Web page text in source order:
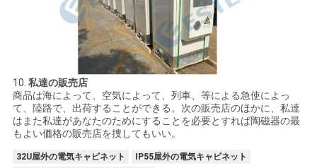
10. 私達の販売店
商品は海によって、空気によって、列車、等による急使によっ
て、陸路で、出荷することができる。次の販売店のほかに、私達
はまた私達があなたのためにすることを必要とすれば陶磁器の最
もよい価格の販売店を捜してもいい。
32U屋外の電気キャビネット
IP55屋外の電気キャビネット